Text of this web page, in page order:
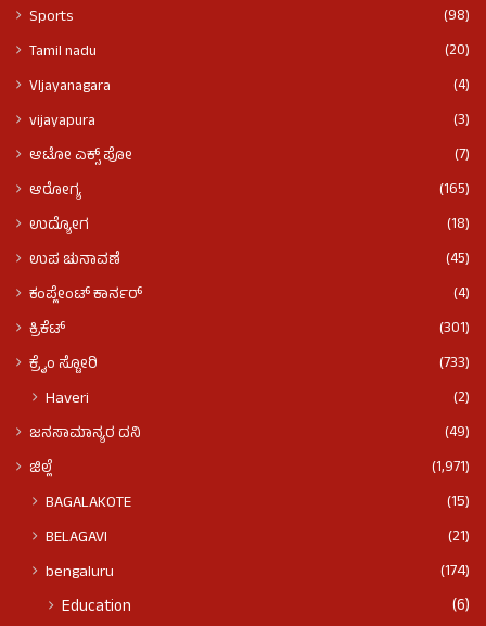
Sports
(98)
Tamil nadu
(20)
VIjayanagara
(4)
vijayapura
(3)
ಆಟೋ ಎಕ್ಸ್ ಪೋ
(7)
ಆರೋಗ್ಯ
(165)
ಉದ್ಯೋಗ
(18)
ಉಪ ಚುನಾವಣೆ
(45)
ಕಂಪ್ಲೇಂಟ್ ಕಾರ್ನರ್
(4)
ಕ್ರಿಕೆಟ್
(301)
ಕ್ರೈಂ ಸ್ಟೋರಿ
(733)
Haveri (2)
ಜನಸಾಮಾನ್ಯರ ದನಿ
(49)
ಜಿಲ್ಲೆ
(1,971)
BAGALAKOTE
(15)
BELAGAVI
(21)
bengaluru
(174)
Education (6)